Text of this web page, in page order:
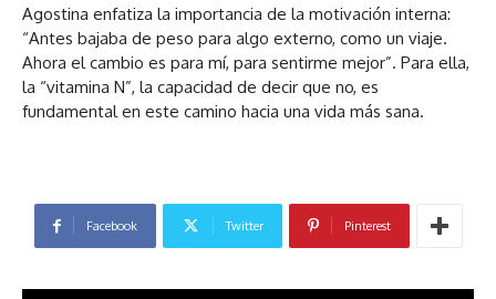
Agostina enfatiza la importancia de la motivación interna:
“Antes bajaba de peso para algo externo, como un viaje.
Ahora el cambio es para mí, para sentirme mejor”. Para ella,
la “vitamina N”, la capacidad de decir que no, es
fundamental en este camino hacia una vida más sana.
Facebook Twitter Pinterest